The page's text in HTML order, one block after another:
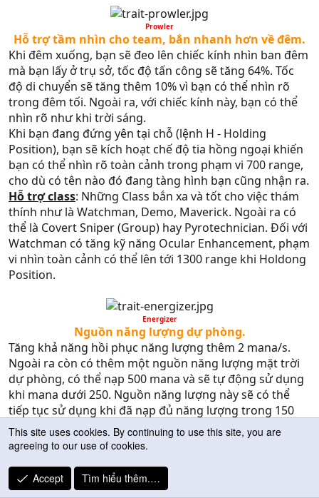
Prowler​
Hỗ trợ tầm nhìn cho team, bắn nhanh hơn về đêm.​
Khi đêm xuống, bạn sẽ đeo lên chiếc kính nhìn ban đêm
mà bạn lấy ở trụ sở, tốc độ tấn công sẽ tăng 64%. Tốc
độ di chuyển sẽ tăng thêm 10% vì bạn có thể nhìn rõ
trong đêm tối. Ngoài ra, với chiếc kính này, bạn có thể
nhìn rõ như khi trời sáng.
Khi bạn đang đứng yên tại chỗ (lệnh H - Holding
Position), bạn sẽ kích hoạt chế độ tia hồng ngoại khiến
bạn có thể nhìn rõ toàn cảnh trong phạm vi 700 range,
cho dù có tên nào đó đang tàng hình bạn cũng nhận ra.
Hỗ trợ class: Những Class bắn xa và tốt cho việc thám
thính như là Watchman, Demo, Maverick. Ngoài ra có
thể là Covert Sniper (Group) hay Pyrotechnician. Đối với
Watchman có tăng kỹ năng Ocular Enhancement, phạm
vi nhìn toàn cảnh có thể lên tới 1300 range khi Holdong
Position.
Energizer​
Nguồn năng lượng dự phòng.​
Tăng khả năng hồi phục năng lượng thêm 2 mana/s.
Ngoài ra còn có thêm một nguồn năng lượng mặt trời
dự phòng, có thể nạp 500 mana và sẽ tự động sử dụng
khi mana dưới 250. Nguồn năng lượng này sẽ có thể
tiếp tục sử dụng khi đã nạp đủ năng lượng trong 150
giây. Có thể chủ động sử dụng bằng cách gõ “help” hay
sử dụng phím tắt (ZD).
phòng như Medic, Cyborg, Pyrotechnician, Demolitions,
Maverick, Watchman. Đối với Alice, đây có thể là 1 trait
This site uses cookies. By continuing to use this site, you are
agreeing to our use of cookies.
Accept Tìm hiểu thêm.…